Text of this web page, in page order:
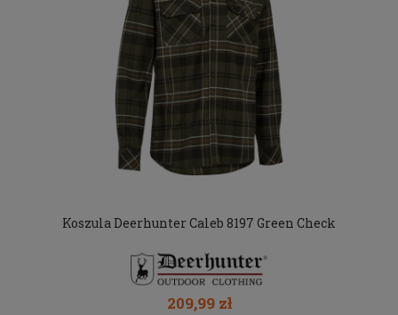
Koszula Deerhunter Caleb 8197 Green Check
209,99 zł